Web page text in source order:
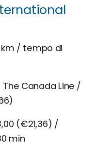
km / tempo di
The Canada Line /
(€21,36) /
min